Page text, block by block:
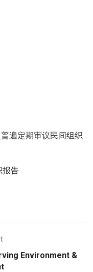
遍定期审议民间组织
报告
Environment &